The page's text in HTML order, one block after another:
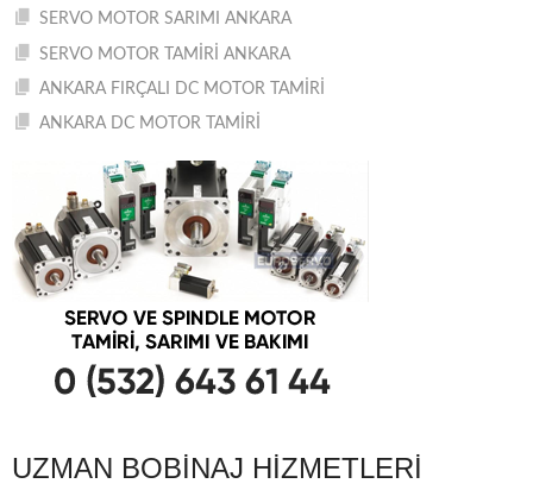
SERVO MOTOR SARIMI ANKARA
SERVO MOTOR TAMİRİ ANKARA
ANKARA FIRÇALI DC MOTOR TAMİRİ
ANKARA DC MOTOR TAMİRİ
UZMAN BOBINAJ HIZMETLERI